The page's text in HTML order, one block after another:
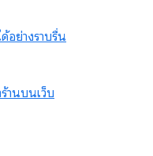
อย่างราบรื่น
านบนเว็บ